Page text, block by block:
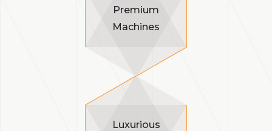
Premium
Machines
Luxurious